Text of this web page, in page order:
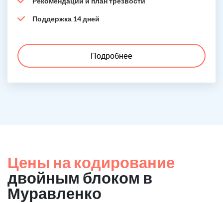
Поддержка 14 дней
Подробнее
Цены на кодирование
двойным блоком в
Муравленко